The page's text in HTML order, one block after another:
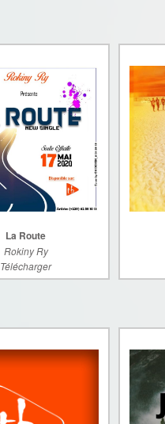
La Route
Rokiny Ry
Télécharger